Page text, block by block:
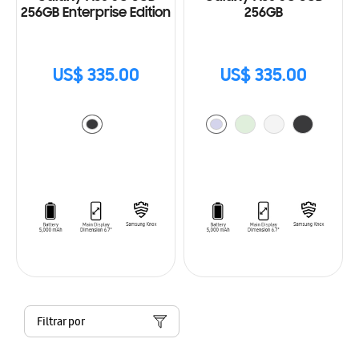
256GB Enterprise Edition
US$ 335.00
256GB
US$ 335.00
Filtrar por